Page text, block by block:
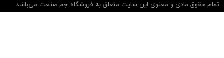
تمام حقوق مادی و معنوی این سایت متعلق به فروشگاه جم صنعت می‌باشد.